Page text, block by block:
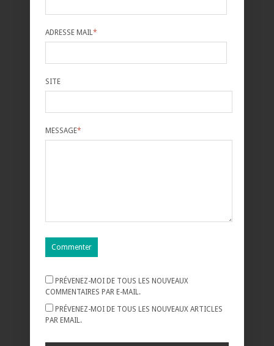
ADRESSE MAIL *
SITE
MESSAGE*
PRÉVENEZ-MOI DE TOUS LES NOUVEAUX
COMMENTAIRES PAR E-MAIL.
PRÉVENEZ-MOI DE TOUS LES NOUVEAUX ARTICLES
PAR EMAIL.